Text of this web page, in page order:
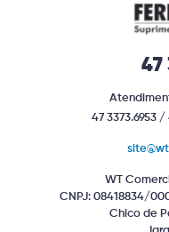
47
47 3373.6953 /
WT
CNPJ: 08418834/
Chico de